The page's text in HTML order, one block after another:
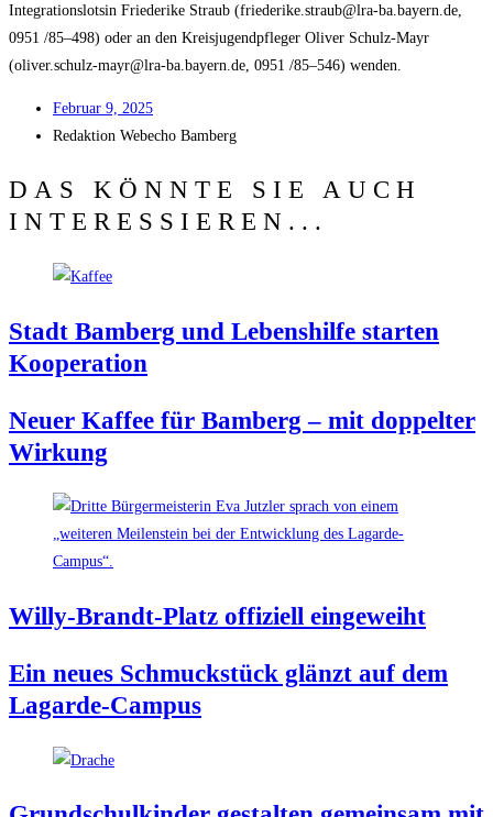
Inte­gra­ti­ons­lot­sin Frie­de­ri­ke Straub (friederike.straub@lra-ba.bayern.de,
0951 /​85–498) oder an den Kreis­ju­gend­pfle­ger Oli­ver Schulz-Mayr
(oliver.schulz-mayr@lra-ba.bayern.de, 0951 /​85–546) wenden.
Febru­ar 9, 2025
Redak­ti­on Web­echo Bamberg
DAS KÖNNTE SIE AUCH
INTERESSIEREN...
Stadt Bam­berg und Lebens­hil­fe star­ten
Kooperation
Neu­er Kaf­fee für Bam­berg – mit dop­pel­ter
Wirkung
Wil­ly-Brandt-Platz offi­zi­ell eingeweiht
Ein neu­es Schmuck­stück glänzt auf dem
Lagarde-Campus